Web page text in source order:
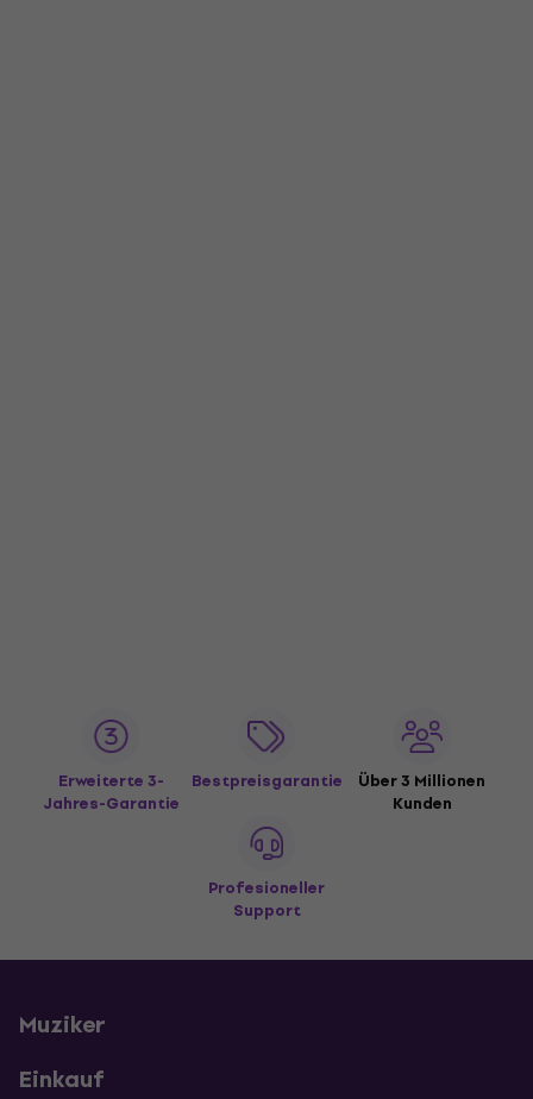
Erweiterte 3-
Jahres-Garantie
Bestpreisgarantie
Über 3 Millionen
Kunden
Profesioneller
Support
Muziker
Einkauf